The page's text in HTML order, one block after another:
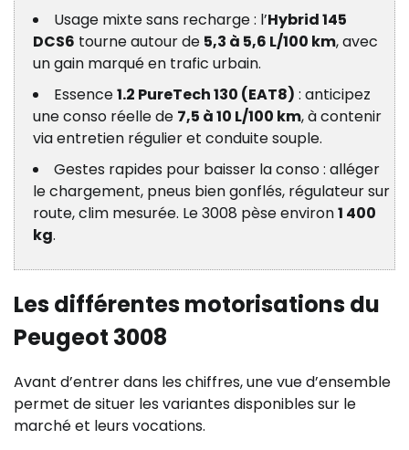
Usage mixte sans recharge : l’Hybrid 145
DCS6 tourne autour de 5,3 à 5,6 L/100 km, avec
un gain marqué en trafic urbain.
Essence1.2 PureTech 130 (EAT8) : anticipez
une conso réelle de 7,5 à 10 L/100 km, à contenir
via entretien régulier et conduite souple.
Gestes rapides pour baisser la conso : alléger
le chargement, pneus bien gonflés, régulateur sur
route, clim mesurée. Le 3008 pèse environ1 400
kg.
Les différentes motorisations du
Peugeot 3008
Avant d’entrer dans les chiffres, une vue d’ensemble
permet de situer les variantes disponibles sur le
marché et leurs vocations.